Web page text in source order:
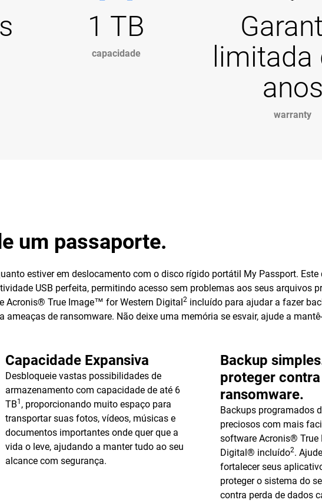
1 TB
capacidade
limitada
anos
warranty
um passaporte.
estiver em deslocamento com o disco rígido portátil My Passport.
USB perfeita, permitindo acesso sem problemas aos seus arquivos
Acronis® True Image™ for Western Digital2 incluído para ajudar a fazer
de ransomware. Não deixe uma memória se esvair, ajude a
Capacidade Expansiva
Desbloqueie vastas possibilidades de
armazenamento com capacidade de até 6
TB1 , proporcionando muito espaço para
transportar suas fotos, vídeos, músicas e
documentos importantes onde quer que a
vida o leve, ajudando a manter tudo ao seu
alcance com segurança.
Backup
proteger contra
ransomware.
Backups programados
preciosos com mais
software Acronis®
Digital® incluído2.
fortalecer seus
proteger o sistema do
contra perda de dados